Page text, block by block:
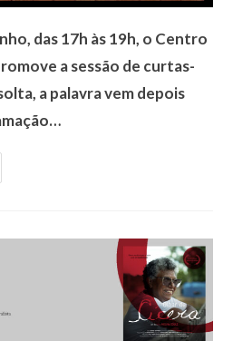
das 17h às 19h, o Centro
a sessão de curtas-
a palavra vem depois